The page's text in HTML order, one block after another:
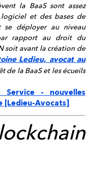
la BaaS sont assez
et des bases de
se déployer au niveau
rapport au droit du
soit avant la création de
Ledieu, avocat au
de la BaaS et les écueils